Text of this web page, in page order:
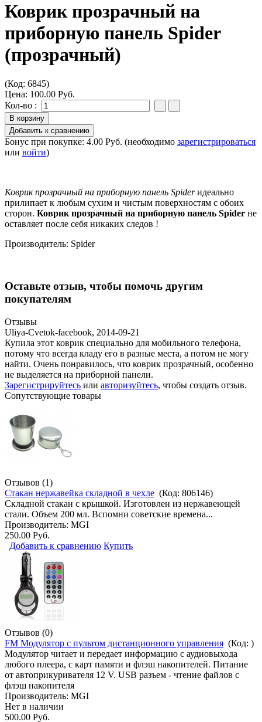
Коврик прозрачный на
приборную панель Spider
(прозрачный)
(Код: 6845)
Цена: 100.00 Руб.
Кол-во :
Бонус при покупке: 4.00 Руб. (необходимо зарегистрироваться
или войти)
Коврик прозрачный на приборную панель Spiderидеально
прилипает к любым сухим и чистым поверхностям с обоих
сторон. Коврик прозрачный на приборную панель Spider не
оставляет после себя никаких следов !
Производитель: Spider
Оставьте отзыв, чтобы помочь другим
покупателям
Отзывы
Uliya-Cvetok-facebook, 2014-09-21
Купила этот коврик специально для мобильного телефона,
потому что всегда кладу его в разные места, а потом не могу
найти. Очень понравилось, что коврик прозрачный, особенно
не выделяется на приборной панели.
Зарегистрируйтесь или авторизуйтесь, чтобы создать отзыв.
Сопутствующие товары
Отзывов (1)
Стакан нержавейка складной в чехле (Код: 806146)
Складной стакан с крышкой. Изготовлен из нержавеющей
стали. Объем 200 мл. Вспомни советские времена...
Производитель: MGI
250.00 Руб.
Добавить к сравнению Купить
Отзывов (0)
FM Модулятор с пультом дистанционного управления (Код: )
Модулятор читает и передает информацию с аудиовыхода
любого плеера, с карт памяти и флэш накопителей. Питание
от автоприкуривателя 12 V. USB разъем - чтение файлов с
флэш накопителя
Производитель: MGI
Нет в наличии
500.00 Руб.